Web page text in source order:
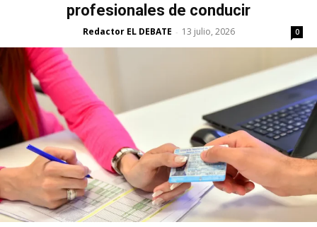
profesionales de conducir
Redactor EL DEBATE - 13 julio, 2026 0